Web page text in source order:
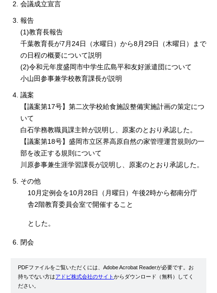
会議成立宣言
報告
(1)教育長報告
千葉教育長が7月24日（水曜日）から8月29日（木曜日）まで
の日程の概要について説明
(2)令和元年度盛岡市中学生広島平和友好派遣団について
小山田参事兼学校教育課長が説明
議案
【議案第17号】第二次学校給食施設整備実施計画の策定につ
いて
白石学務教職員課主幹が説明し、原案のとおり承認した。
【議案第18号】盛岡市立区界高原自然の家管理運営規則の一
部を改正する規則について
川原参事兼生涯学習課長が説明し、原案のとおり承認した。
その他
10月定例会を10月28日（月曜日）午後2時から都南分庁
舎2階教育委員会室で開催すること
とした。
閉会
PDFファイルをご覧いただくには、Adobe Acrobat Readerが必要です。お
持ちでない方はアドビ株式会社のサイトからダウンロード（無料）してく
ださい。